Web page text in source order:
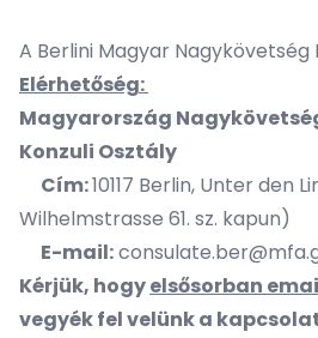
A Berlini Magyar Nagykövetség
Elérhetőség:
Magyarország
Konzuli Osztály
Cím:10117 Berlin, Unter den
Wilhelmstrasse 61. sz. kapun)
E-mail:
Kérjük, hogyelsősorban
vegyék fel velünk a